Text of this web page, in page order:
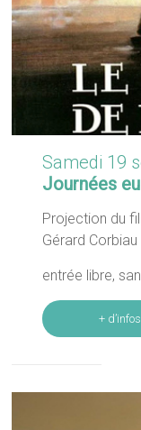
Samedi 19
Journées
Projection du
Gérard Corbiau
entrée libre,
+ d’infos